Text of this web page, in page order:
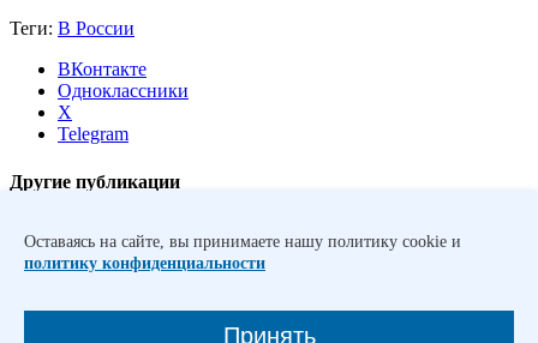
Теги: В России
ВКонтакте
Одноклассники
X
Telegram
Другие публикации
4,3%, въездной – на 20,1% Кабмин увеличил финансирование
Омской области по проекту "Чистый воздух"
«Ледокол знаний» Молодежный день и Сибирская неделя
спорта впервые пройдут в рамках форума «Россия –
Оставаясь на сайте, вы принимаете нашу политику cookie и
политику конфиденциальности
Принять